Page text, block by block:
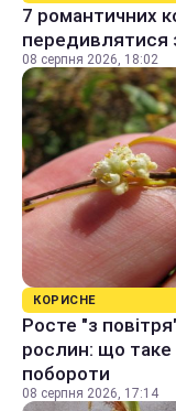
7 романтичних
передивлятися
08 серпня 2026, 18:02
КОРИСНЕ
Росте "з
рослин: що таке
побороти
08 серпня 2026, 17:14